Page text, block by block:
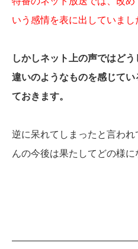
いう感情を表に出していまし
しかしネット上の声ではど
違いのようなものを感じて
ておきます。
逆に呆れてしまったと言わ
んの今後は果たしてどの様に